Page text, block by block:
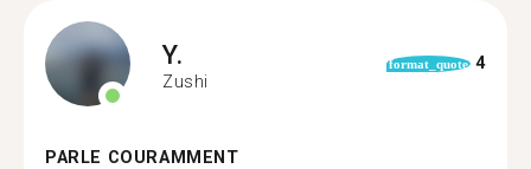
Y.
Zushi
format_quote 4
PARLE COURAMMENT